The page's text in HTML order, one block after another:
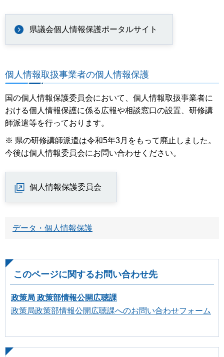
県議会個人情報保護ポータルサイト
個人情報取扱事業者の個人情報保護
国の個人情報保護委員会において、個人情報取扱事業者に
おける個人情報保護に係る広報や相談窓口の設置、研修講
師派遣等を行っております。
※ 県の研修講師派遣は令和5年3月をもって廃止しました。
今後は個人情報委員会にお問い合わせください。
個人情報保護委員会
データ・個人情報保護
このページに関するお問い合わせ先
政策局 政策部情報公開広聴課
政策局政策部情報公開広聴課へのお問い合わせフォーム